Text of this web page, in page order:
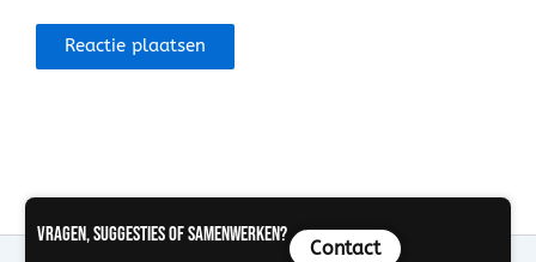
Vragen, suggesties of samenwerken?
Contact